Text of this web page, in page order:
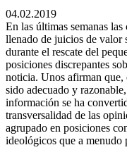
04.02.2019
En las últimas semanas
llenado de juicios de valor
durante el rescate del
posiciones discrepantes
noticia. Unos afirman que,
sido adecuado y
información se ha
transversalidad de las
agrupado en posiciones
ideológicos que a menudo